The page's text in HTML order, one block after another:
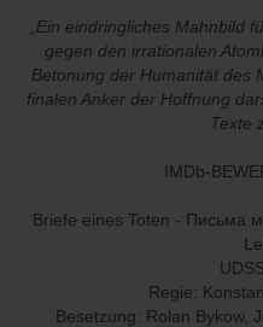
„Ein eindringliches Mahnbild
gegen den irrationalen
Betonung der Humanität des
finalen Anker der Hoffnung
Texte
IMDb-
Briefe eines Toten - Письма
Regie:
Besetzung: Rolan Bykow,